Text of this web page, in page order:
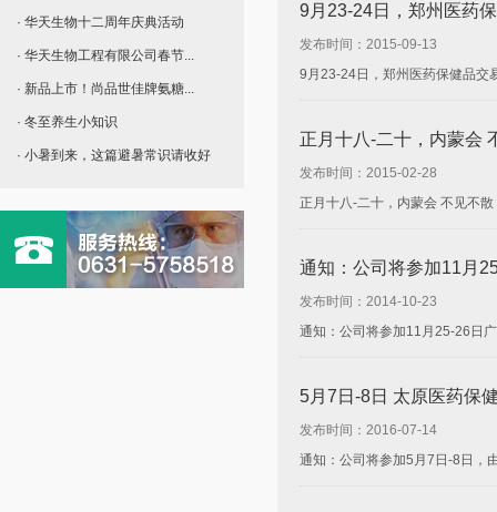
· 华天生物十二周年庆典活动
· 华天生物工程有限公司春节...
· 新品上市！尚品世佳牌氨糖...
· 冬至养生小知识
· 小暑到来，这篇避暑常识请收好
9月23-24日，郑州医药
发布时间：2015-09-13
9月23-24日，郑州医药保健品交
正月十八-二十，内蒙会
发布时间：2015-02-28
正月十八-二十，内蒙会 不见不
通知：公司将参加11月
发布时间：2014-10-23
通知：公司将参加11月25-26日
5月7日-8日 太原医药保
发布时间：2016-07-14
通知：公司将参加5月7日-8日，